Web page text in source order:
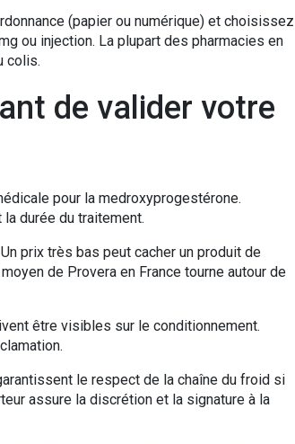
(papier ou numérique) et choisissez
ou injection. La plupart des pharmacies en
colis.
de valider votre
pour la medroxyprogestérone.
durée du traitement.
prix très bas peut cacher un produit de
de Provera en France tourne autour de
être visibles sur le conditionnement.
le respect de la chaîne du froid si
assure la discrétion et la signature à la